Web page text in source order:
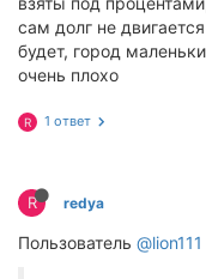
сам долг не
будет, город
очень плохо
R 1 ответ
R redya
Пользователь @lion111